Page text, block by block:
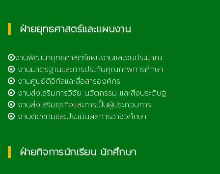
ฝ่ายยุทธศาสตร์และแผนงาน
งานพัฒนายุทธศาสตร์แผนงานและงบประมาณ
งานมาตรฐานและการประกันคุณภาพการศึกษา
งานศูนย์ดิจิทัลและสื่อสารองค์กร
งานส่งเสริมการวิจัย นวัตกรรม และสิ่งประดิษฐ์
งานส่งเสริมธุรกิจและการเป็นผู้ประกอบการ
งานติดตามและประเมินผลการอาชีวศึกษา
ฝ่ายกิจการนักเรียน นักศึกษา